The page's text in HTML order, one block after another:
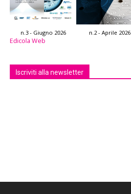
n.3 - Giugno 2026 n.2 - Aprile 2026
Edicola Web
Iscriviti alla newsletter